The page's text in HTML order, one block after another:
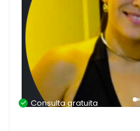
Consulta gratuita